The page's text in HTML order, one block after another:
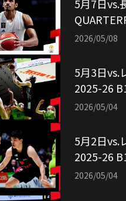
5月7日vs.
引用：ア
2026/05/08
5月3日vs.
2025-26
像引用：
2026/05/04
5月2日vs.
2025-26
像引用：
2026/05/04